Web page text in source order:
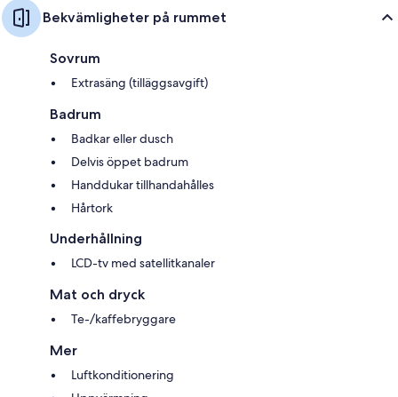
Bekvämligheter på rummet
Sovrum
Extrasäng (tilläggsavgift)
Badrum
Badkar eller dusch
Delvis öppet badrum
Handdukar tillhandahålles
Hårtork
Underhållning
LCD-tv med satellitkanaler
Mat och dryck
Te-/kaffebryggare
Mer
Luftkonditionering